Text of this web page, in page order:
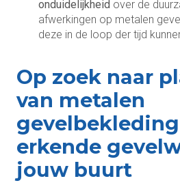
onduidelijkheid over de
afwerkingen op metalen
deze in de loop der tijd
Op zoek naar
van metalen
erkende
jouw buurt